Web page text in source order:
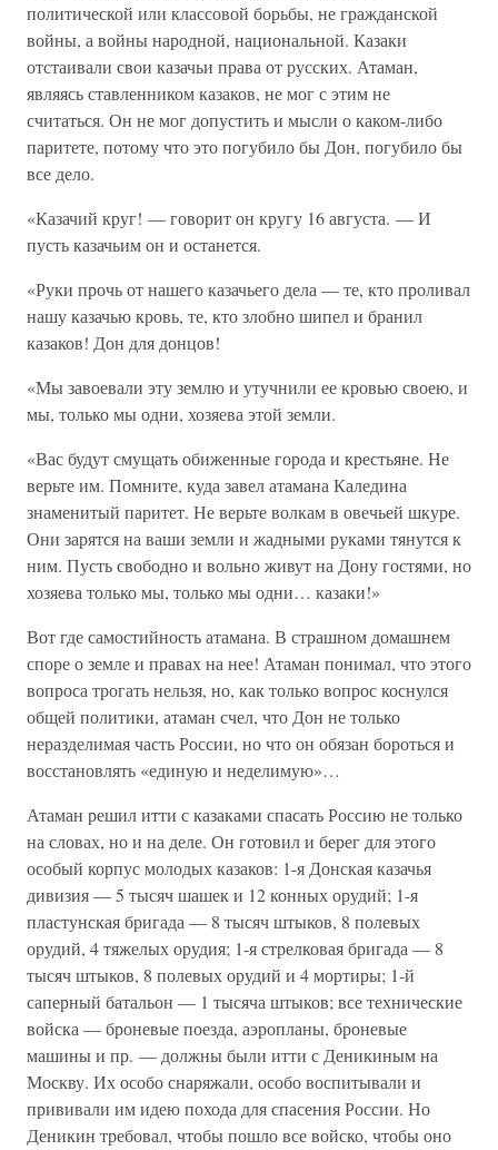
политической или классовой борьбы, не гражданской
войны, а войны народной, национальной. Казаки
отстаивали свои казачьи права от русских. Атаман,
являясь ставленником казаков, не мог с этим не
считаться. Он не мог допустить и мысли о каком-либо
паритете, потому что это погубило бы Дон, погубило бы
все дело.
«Казачий круг! — говорит он кругу 16 августа. — И
пусть казачьим он и останется.
«Руки прочь от нашего казачьего дела — те, кто проливал
нашу казачью кровь, те, кто злобно шипел и бранил
казаков! Дон для донцов!
«Мы завоевали эту землю и утучнили ее кровью своею, и
мы, только мы одни, хозяева этой земли.
«Вас будут смущать обиженные города и крестьяне. Не
верьте им. Помните, куда завел атамана Каледина
знаменитый паритет. Не верьте волкам в овечьей шкуре.
Они зарятся на ваши земли и жадными руками тянутся к
ним. Пусть свободно и вольно живут на Дону гостями, но
хозяева только мы, только мы одни… казаки!»
Вот где самостийность атамана. В страшном домашнем
споре о земле и правах на нее! Атаман понимал, что этого
вопроса трогать нельзя, но, как только вопрос коснулся
общей политики, атаман счел, что Дон не только
неразделимая часть России, но что он обязан бороться и
восстановлять «единую и неделимую»…
Атаман решил итти с казаками спасать Россию не только
на словах, но и на деле. Он готовил и берег для этого
особый корпус молодых казаков: 1-я Донская казачья
дивизия — 5 тысяч шашек и 12 конных орудий; 1-я
пластунская бригада — 8 тысяч штыков, 8 полевых
орудий, 4 тяжелых орудия; 1-я стрелковая бригада — 8
тысяч штыков, 8 полевых орудий и 4 мортиры; 1-й
саперный батальон — 1 тысяча штыков; все технические
войска — броневые поезда, аэропланы, броневые
машины и пр. — должны были итти с Деникиным на
Москву. Их особо снаряжали, особо воспитывали и
прививали им идею похода для спасения России. Но
Деникин требовал, чтобы пошло все войско, чтобы оно